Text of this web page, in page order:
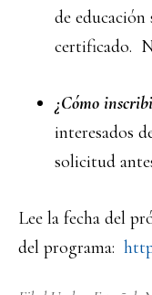
de educación
certificado.
¿Cómo
interesados
solicitud
Lee la fecha del
del programa: